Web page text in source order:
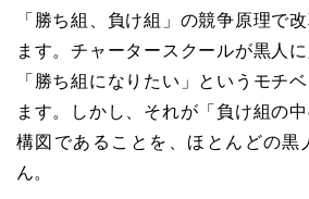
「勝ち組、負け組」の競争原理で
ます。チャータースクールが黒人
「勝ち組になりたい」というモチ
ます。しかし、それが「負け組の
構図であることを、ほとんどの黒
ん。